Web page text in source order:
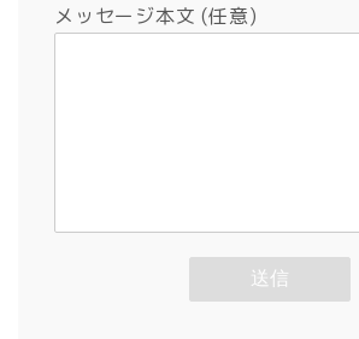
メッセージ本文 (任意)